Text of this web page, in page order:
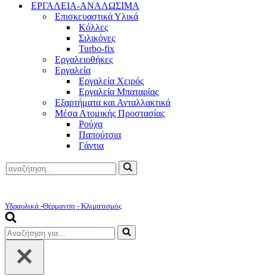
ΕΡΓΑΛΕΙΑ-ΑΝΑΛΩΣΙΜΑ
Επισκευαστικά Υλικά
Κόλλες
Σιλικόνες
Turbo-fix
Εργαλειοθήκες
Εργαλεία
Εργαλεία Χειρός
Εργαλεία Μπαταρίας
Εξαρτήματα και Ανταλλακτικά
Μέσα Ατομικής Προστασίας
Ρούχα
Παπούτσια
Γάντια
Αναζήτηση
για...
Υδραυλικά -Θέρμανση - Κλιματισμός
Αναζήτηση
για...